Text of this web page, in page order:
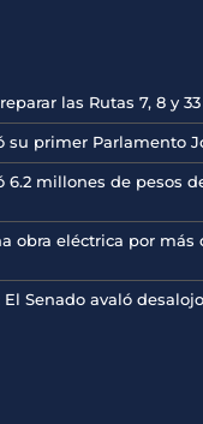
las Rutas 7, 8 y 33
su primer Parlamento
6.2 millones de pesos
obra eléctrica por más
Senado avaló